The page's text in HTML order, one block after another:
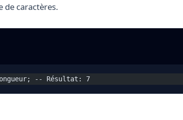
de caractères.
longueur; -- Résultat: 7